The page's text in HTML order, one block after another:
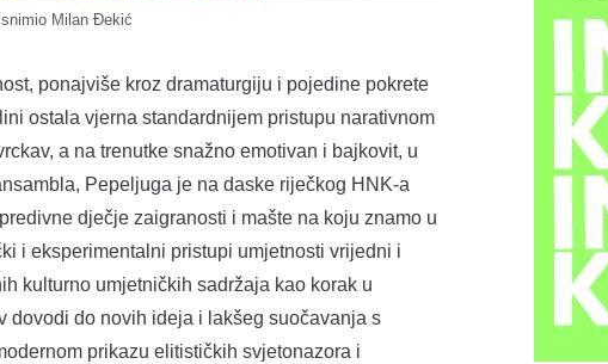
Milan Đekić
ponajviše kroz dramaturgiju i pojedine pokrete
ostala vjerna standardnijem pristupu narativnom
a na trenutke snažno emotivan i bajkovit, u
Pepeljuga je na daske riječkog HNK-a
dječje zaigranosti i mašte na koju znamo u
i eksperimentalni pristupi umjetnosti vrijedni i
kulturno umjetničkih sadržaja kao korak u
dovodi do novih ideja i lakšeg suočavanja s
prikazu elitističkih svjetonazora i